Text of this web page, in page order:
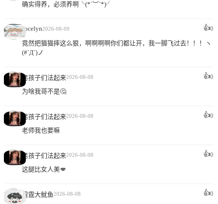
确实得养，必须养啊╰(*´︶`*)╯
Jocelyn2026-08-09 👍0
竟然把猫猫摔这么狠，啊啊啊啊你们都让开，我一脚飞过去！！！ヽ
(#`Д´)ノ
男孩子们法起来2026-08-08 👍0
为啥我哥不是🤔
男孩子们法起来2026-08-08 👍0
老师我也要嘛
男孩子们法起来2026-08-08 👍0
这腿比女人美💋
雷霆大鱿鱼2026-08-08 👍0